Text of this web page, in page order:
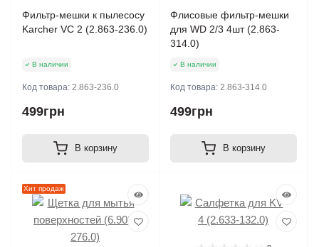
Фильтр-мешки к пылесосу
Karcher VC 2 (2.863-236.0)
В наличии
Код товара: 2.863-236.0
499грн
В корзину
Флисовые фильтр-мешки
для WD 2/3 4шт (2.863-
314.0)
В наличии
Код товара: 2.863-314.0
499грн
В корзину
Хит продаж